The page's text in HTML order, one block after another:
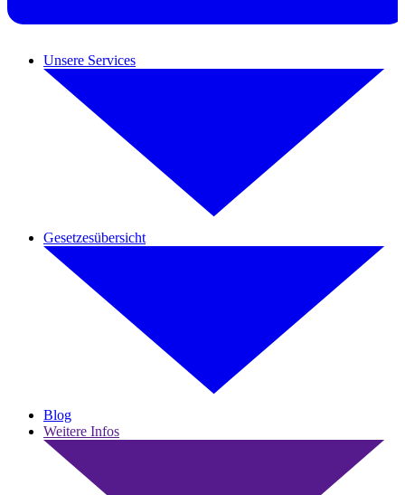
Unsere Services
Gesetzesübersicht
Blog
Weitere Infos